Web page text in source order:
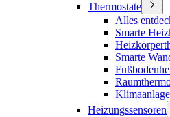
Thermostate
Alles
Smarte
Smarte
Heizungssensoren